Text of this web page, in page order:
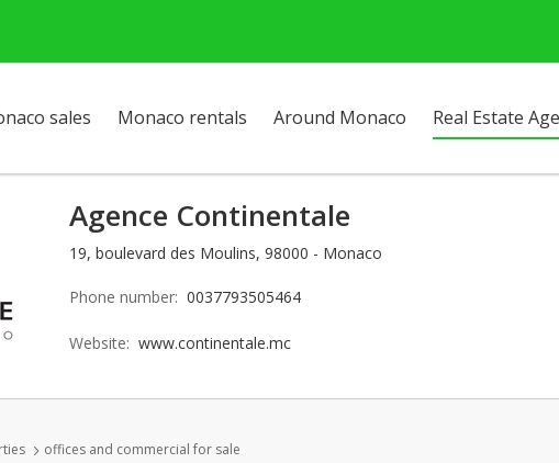
sales Monaco rentals Around Monaco Real Estate
Agence Continentale
19, boulevard des Moulins, 98000 - Monaco
Phone number: 0037793505464
Website: www.continentale.mc
offices and commercial for sale